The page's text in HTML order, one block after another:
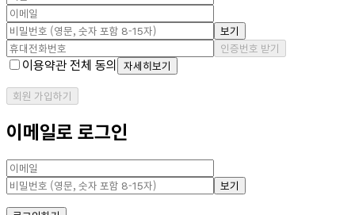
보기
인증번호 받기
이용약관 전체 동의 자세히보기
회원 가입하기
이메일로 로그인
보기